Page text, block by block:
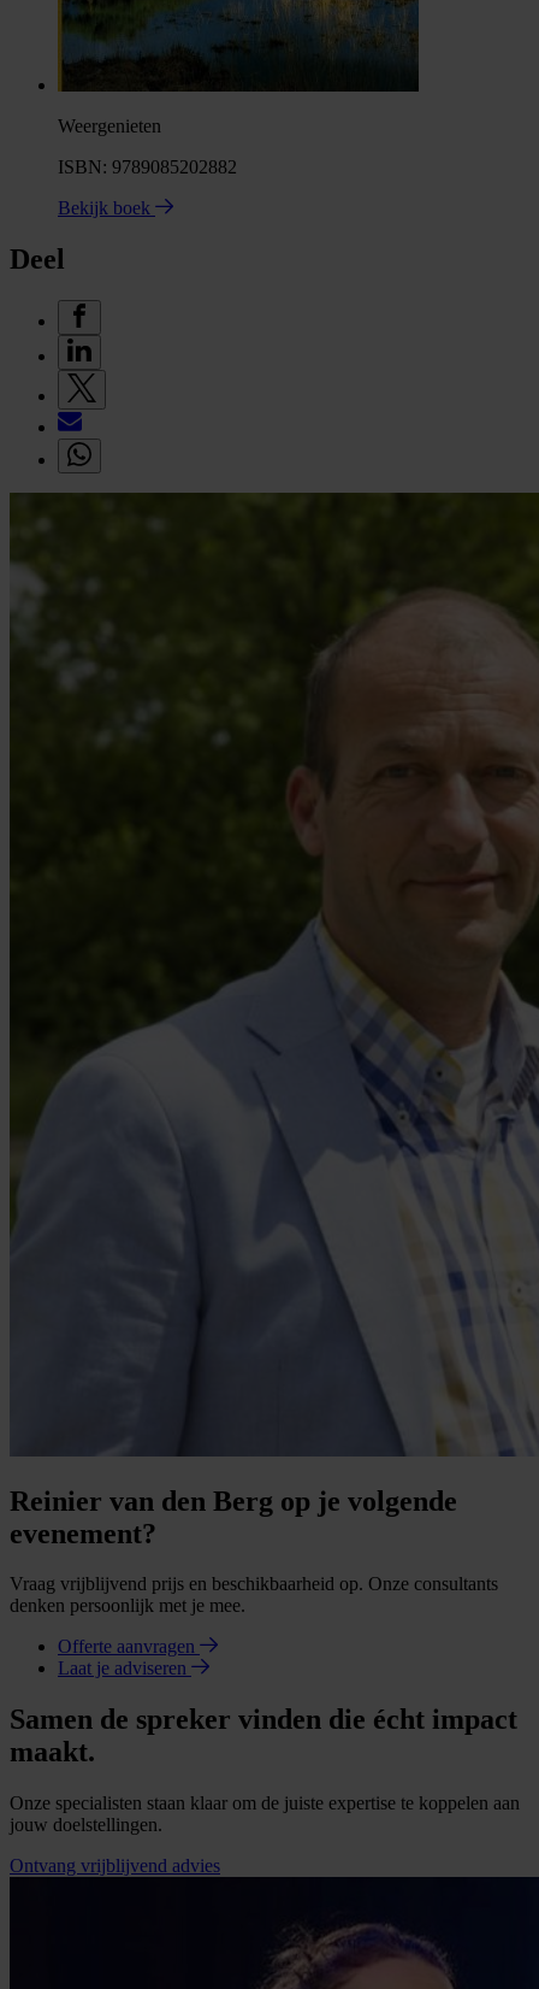
Weergenieten
ISBN: 9789085202882
Bekijk boek
Deel
Reinier van den Berg op je volgende
evenement?
Vraag vrijblijvend prijs en beschikbaarheid op. Onze consultants
denken persoonlijk met je mee.
Offerte aanvragen
Laat je adviseren
Samen de spreker vinden die écht impact
maakt.
Onze specialisten staan klaar om de juiste expertise te koppelen aan
jouw doelstellingen.
Ontvang vrijblijvend advies